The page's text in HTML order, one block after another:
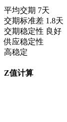
平均交期 7天
交期标准差 1.8天
交期稳定性 良好
供应稳定性
高稳定
Z值计算